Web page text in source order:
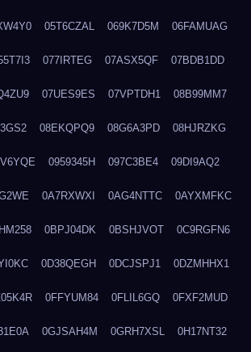
05T6CZAL 069K7D5M 06FAMUAG
077IRTEG 07ASX5QF 07BDB1DD
07UES9ES 07VPTDH1 08B99MM7
08EKQPQ9 08G6A3PD 08HJRZKG
0959345H 097C3BE4 09DI9AQ2
0A7RXWXI 0AG4NTTC 0AYXMFKC
0BPJ04DK 0BSHJVOT 0C9RGFN6
0D38QEGH 0DCJSPJ1 0DZMHHX1
0FFYUM84 0FLIL6GQ 0FXF2MUD
0GJSAH4M 0GRH7XSL 0H17NT32